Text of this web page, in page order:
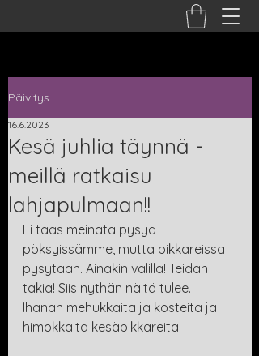
Päivitys
Kesä juhlia täynnä -
meillä ratkaisu
lahjapulmaan!!
16.6.2023
Ei taas meinata pysyä
pöksyissämme, mutta pikkareissa
pysytään. Ainakin välillä! Teidän
takia! Siis nythän näitä tulee.
Ihanan mehukkaita ja kosteita ja
himokkaita kesäpikkareita.